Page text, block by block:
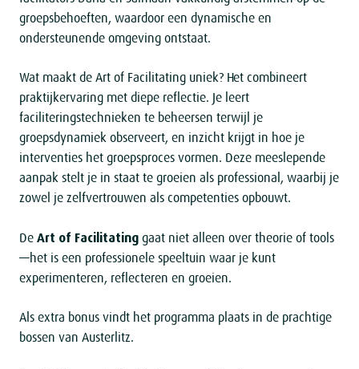
groepsbehoeften, waardoor een dynamische en
ondersteunende omgeving ontstaat.
Wat maakt de Art of Facilitating uniek? Het combineert
praktijkervaring met diepe reflectie. Je leert
faciliteringstechnieken te beheersen terwijl je
groepsdynamiek observeert, en inzicht krijgt in hoe je
interventies het groepsproces vormen. Deze meeslepende
aanpak stelt je in staat te groeien als professional, waarbij je
zowel je zelfvertrouwen als competenties opbouwt.
De Art of Facilitating gaat niet alleen over theorie of tools
—het is een professionele speeltuin waar je kunt
experimenteren, reflecteren en groeien.
Als extra bonus vindt het programma plaats in de prachtige
bossen van Austerlitz.